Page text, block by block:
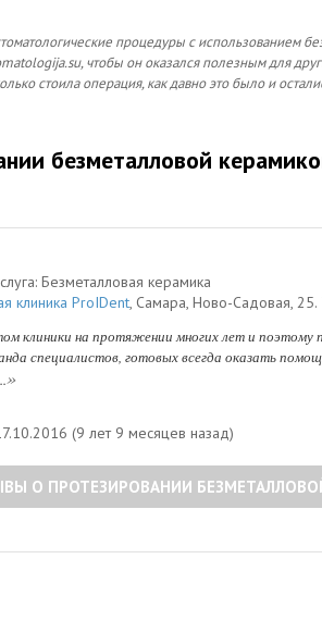
процедуры с использованием
чтобы он оказался полезным для
стоила операция, как давно это было и
безметалловой
Безметалловая керамика
клиника ProIDent, Самара, Ново-Садовая, 25.
клиники на протяжении многих лет и
специалистов, готовых всегда оказать
»
(9 лет 9 месяцев назад)
О ПРОТЕЗИРОВАНИИ